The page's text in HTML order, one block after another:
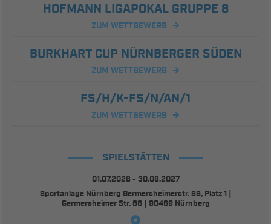
HOFMANN LIGAPOKAL GRUPPE 8
ZUM WETTBEWERB
BURKHART CUP NÜRNBERGER SÜDEN
ZUM WETTBEWERB
FS/H/K-FS/N/AN/1
ZUM WETTBEWERB
SPIELSTÄTTEN
01.07.2026 - 30.06.2027
Sportanlage Nürnberg Germersheimerstr. 86, Platz 1 |
Germersheimer Str. 86 | 90469 Nürnberg